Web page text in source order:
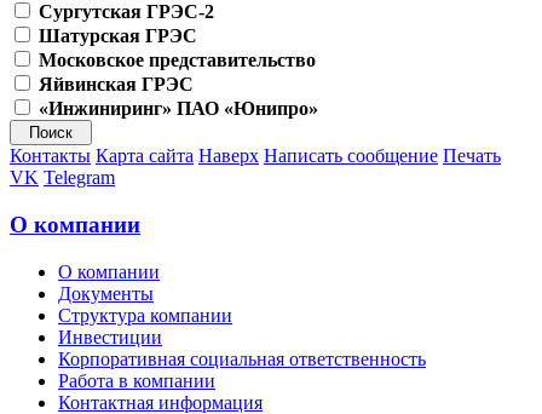
Сургутская ГРЭС-2
Шатурская ГРЭС
Московское представительство
Яйвинская ГРЭС
«Инжиниринг» ПАО «Юнипро»
Контакты Карта сайта Наверх Написать сообщение Печать
VK Telegram
О компании
О компании
Документы
Структура компании
Инвестиции
Корпоративная социальная ответственность
Работа в компании
Контактная информация